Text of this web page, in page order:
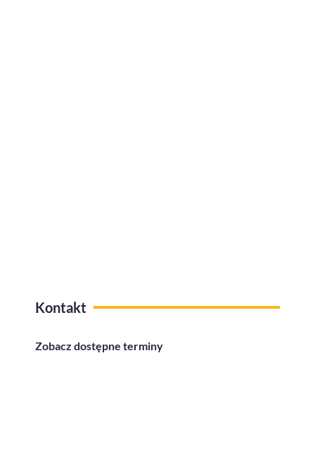
Kontakt
Zobacz dostępne terminy